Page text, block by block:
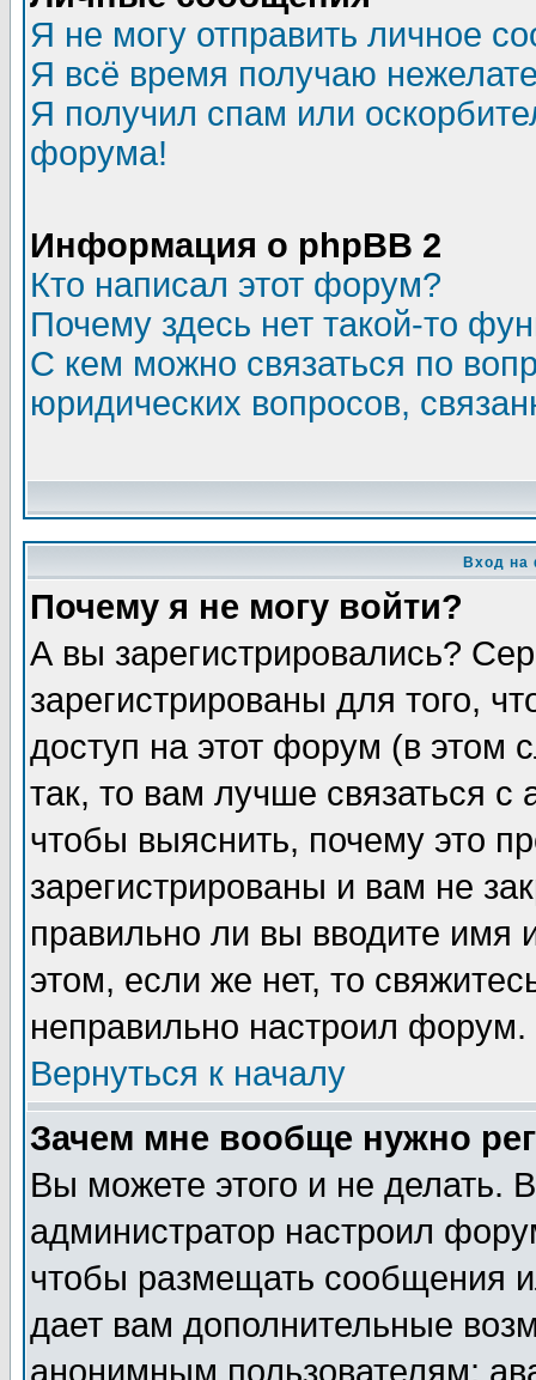
Я не могу отправить личное
Я всё время получаю
Я получил спам или
форума!
Информация о phpBB 2
Кто написал этот форум?
Почему здесь нет такой-то
С кем можно связаться по
юридических вопросов,
Вход на
Почему я не могу войти?
А вы зарегистрировались?
зарегистрированы для того,
доступ на этот форум (в этом
так, то вам лучше связаться
чтобы выяснить, почему это
зарегистрированы и вам не
правильно ли вы вводите
этом, если же нет, то
неправильно настроил форум.
Вернуться к началу
Зачем мне вообще нужно
Вы можете этого и не делать.
администратор настроил
чтобы размещать сообщения
дает вам дополнительные
анонимным пользователям: